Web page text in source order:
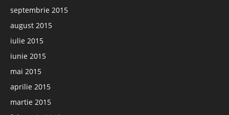
septembrie 2015
august 2015
iulie 2015
iunie 2015
mai 2015
aprilie 2015
martie 2015